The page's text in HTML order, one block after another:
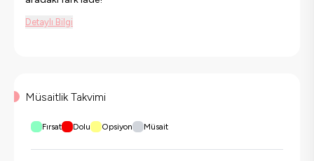
Detaylı Bilgi
Müsaitlik Takvimi
Fırsat Dolu Opsiyon Müsait